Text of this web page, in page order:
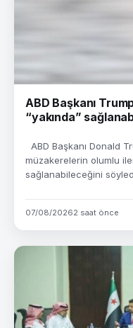
ABD Başkanı
“yakında”
ABD Başkanı Donald
müzakerelerin olumlu
sağlanabileceğini
07/08/20262 saat önce